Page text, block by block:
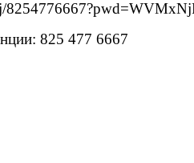
j/
825 477 6667